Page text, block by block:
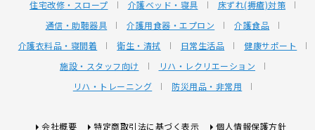
住宅改修・スロープ
介護ベッド・寝具
床ずれ(褥瘡)対策
通信・助聴器具
介護用食器・エプロン
介護食品
介護衣料品・寝間着
衛生・清拭 日常生活品
健康サポート
施設・スタッフ向け
リハ・レクリエーション
リハ・トレーニング
防災用品・非常用
会社概要 特定商取引法に基づく表示 個人情報保護方針